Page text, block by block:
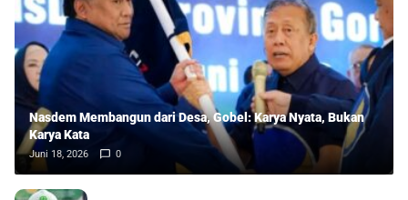
Nasdem Membangun dari Desa, Gobel: Karya Nyata, Bukan
Karya Kata
Juni 18, 2026 0